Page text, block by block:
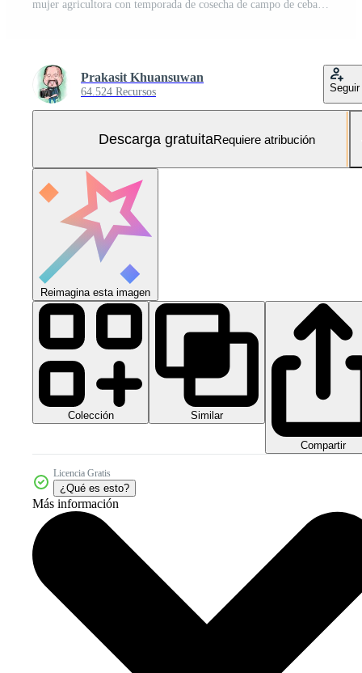
mujer agricultora con temporada de cosecha de campo de cebada Foto Gratis
Prakasit Khuansuwan
64.524 Recursos Seguir
Descarga gratuitaRequiere atribución
Reimagina esta imagen
Colección Similar
Compartir
Licencia Gratis
¿Qué es esto?
Más información